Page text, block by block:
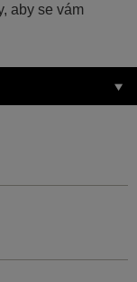
aby se vám